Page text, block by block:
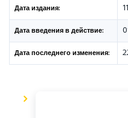
Дата издания:
Дата введения в действие:
Дата последнего изменения: